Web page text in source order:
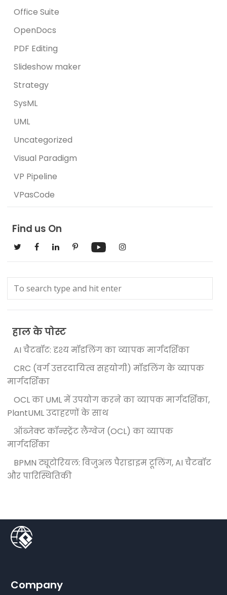
Office Suite
OpenDocs
PDF Editing
Slideshow maker
Strategy
SysML
UML
Uncategorized
Visual Paradigm
VP Pipeline
VPasCode
Find us On
हाल के पोस्ट
AI चैटबॉट: दृश्य मॉडलिंग का व्यापक मार्गदर्शिका
CRC (वर्ग उत्तरदायित्व सहयोगी) मॉडलिंग के व्यापक
मार्गदर्शिका
OCL का UML में उपयोग करने का व्यापक मार्गदर्शिका,
PlantUML उदाहरणों के साथ
ऑब्जेक्ट कॉन्स्ट्रेंट लैंग्वेज (OCL) का व्यापक
मार्गदर्शिका
BPMN ट्यूटोरियल: विजुअल पैराडाइम टूलिंग, AI चैटबॉट
और पारिस्थितिकी
Company